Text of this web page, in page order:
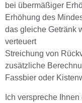
bei übermäßiger
Erhöhung des
das gleiche Getränk
verteuert
Streichung von
zusätzliche
Fassbier oder
Ich verspreche